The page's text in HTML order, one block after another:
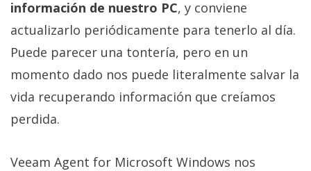
información de nuestro PC, y conviene
actualizarlo periódicamente para tenerlo al día.
Puede parecer una tontería, pero en un
momento dado nos puede literalmente salvar la
vida recuperando información que creíamos
perdida.
Veeam Agent for Microsoft Windows nos